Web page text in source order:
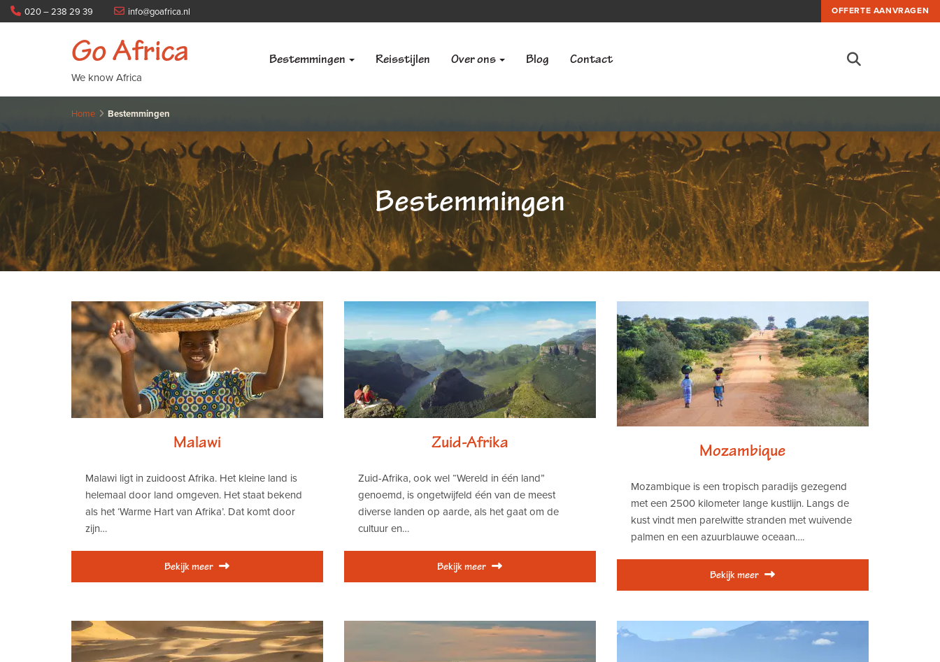
OFFERTE AANVRAGEN
020 – 238 29 39 info@goafrica.nl
Go Africa
We know Africa
Bestemmingen Reisstijlen Over ons Blog Contact
Home Bestemmingen
Bestemmingen
Malawi
Malawi ligt in zuidoost Afrika. Het kleine land is
helemaal door land omgeven. Het staat bekend
als het ‘Warme Hart van Afrika’. Dat komt door
zijn…
Bekijk meer
Zuid-Afrika
Zuid-Afrika, ook wel “Wereld in één land”
genoemd, is ongetwijfeld één van de meest
diverse landen op aarde, als het gaat om de
cultuur en…
Bekijk meer
Mozambique
Mozambique is een tropisch paradijs gezegend
met een 2500 kilometer lange kustlijn. Langs de
kust vindt men parelwitte stranden met wuivende
palmen en een azuurblauwe oceaan….
Bekijk meer